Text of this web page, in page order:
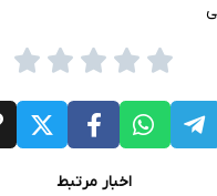
اخبار مرتبط